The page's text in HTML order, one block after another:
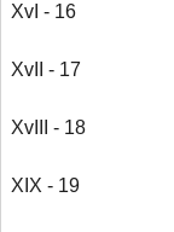
XvI - 16
XvII - 17
XvIII - 18
XIX - 19